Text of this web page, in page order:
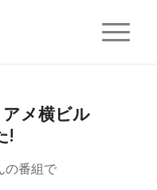
メ横ビル
!
の番組で